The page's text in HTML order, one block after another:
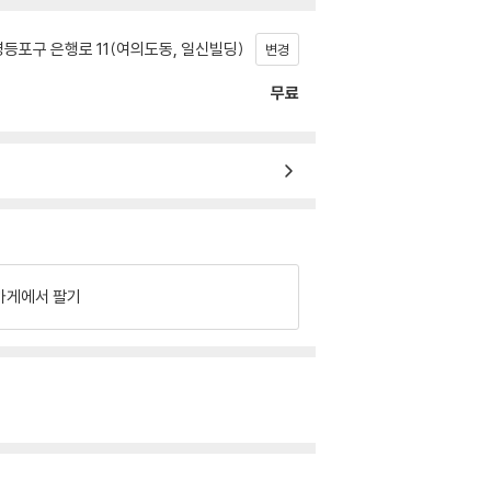
포구 은행로 11(여의도동, 일신빌딩) 변경
무료
게에서 팔기